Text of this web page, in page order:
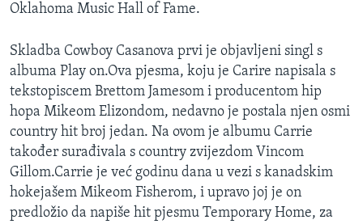
Oklahoma Music Hall of Fame.
Skladba Cowboy Casanova prvi je objavljeni singl s
albuma Play on.Ova pjesma, koju je Carire napisala s
tekstopiscem Brettom Jamesom i producentom hip
hopa Mikeom Elizondom, nedavno je postala njen osmi
country hit broj jedan. Na ovom je albumu Carrie
također surađivala s country zvijezdom Vincom
Gillom.Carrie je već godinu dana u vezi s kanadskim
hokejašem Mikeom Fisherom, i upravo joj je on
predložio da napiše hit pjesmu Temporary Home, za